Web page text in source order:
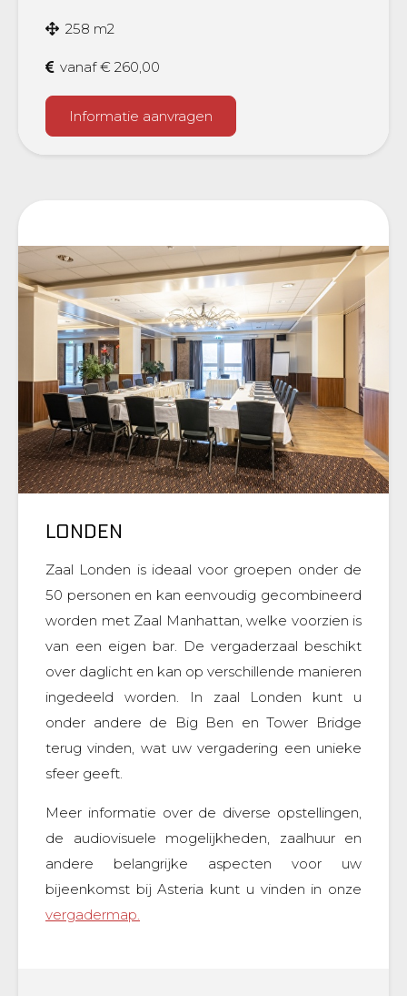
258 m2
vanaf € 260,00
Informatie aanvragen
LONDEN
Zaal Londen is ideaal voor groepen onder de
50 personen en kan eenvoudig gecombineerd
worden met Zaal Manhattan, welke voorzien is
van een eigen bar. De vergaderzaal beschikt
over daglicht en kan op verschillende manieren
ingedeeld worden. In zaal Londen kunt u
onder andere de Big Ben en Tower Bridge
terug vinden, wat uw vergadering een unieke
sfeer geeft.
Meer informatie over de diverse opstellingen,
de audiovisuele mogelijkheden, zaalhuur en
andere belangrijke aspecten voor uw
bijeenkomst bij Asteria kunt u vinden in onze
vergadermap.